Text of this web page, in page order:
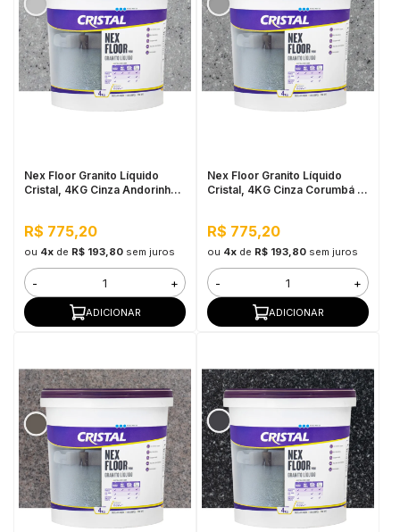
Nex Floor Granito Líquido
Cristal, 4KG Cinza Andorinha -
R$ 775,20
ou 4xde R$ 193,80 sem juros
- +
ADICIONAR
Nex Floor Granito Líquido
Cristal, 4KG Cinza Corumbá -
R$ 775,20
ou 4xde R$ 193,80 sem juros
- +
ADICIONAR